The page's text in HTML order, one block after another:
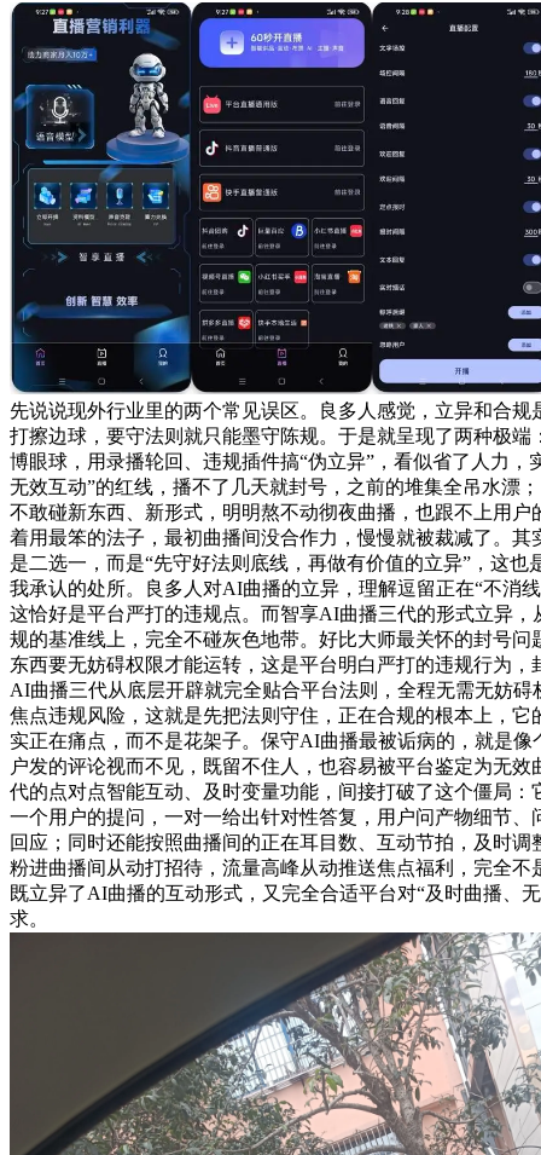
先说说现外行业里的两个常见误区。良多人感觉，立异和合规
打擦边球，要守法则就只能墨守陈规。于是就呈现了两种极端
博眼球，用录播轮回、违规插件搞“伪立异”，看似省了人力，
无效互动”的红线，播不了几天就封号，之前的堆集全吊水漂
不敢碰新东西、新形式，明明熬不动彻夜曲播，也跟不上用户
着用最笨的法子，最初曲播间没合作力，慢慢就被裁减了。其
是二选一，而是“先守好法则底线，再做有价值的立异”，这也
我承认的处所。良多人对AI曲播的立异，理解逗留正在“不消
这恰好是平台严打的违规点。而智享AI曲播三代的形式立异，
规的基准线上，完全不碰灰色地带。好比大师最关怀的封号问
东西要无妨碍权限才能运转，这是平台明白严打的违规行为，
AI曲播三代从底层开辟就完全贴合平台法则，全程无需无妨碍
焦点违规风险，这就是先把法则守住，正在合规的根本上，它
实正在痛点，而不是花架子。保守AI曲播最被诟病的，就是像
户发的评论视而不见，既留不住人，也容易被平台鉴定为无
代的点对点智能互动、及时变量功能，间接打破了这个僵局：
一个用户的提问，一对一给出针对性答复，用户问产物细节、
回应；同时还能按照曲播间的正在耳目数、互动节拍，及时调
粉进曲播间从动打招待，流量高峰从动推送焦点福利，完全不
既立异了AI曲播的互动形式，又完全合适平台对“及时曲播、
求。